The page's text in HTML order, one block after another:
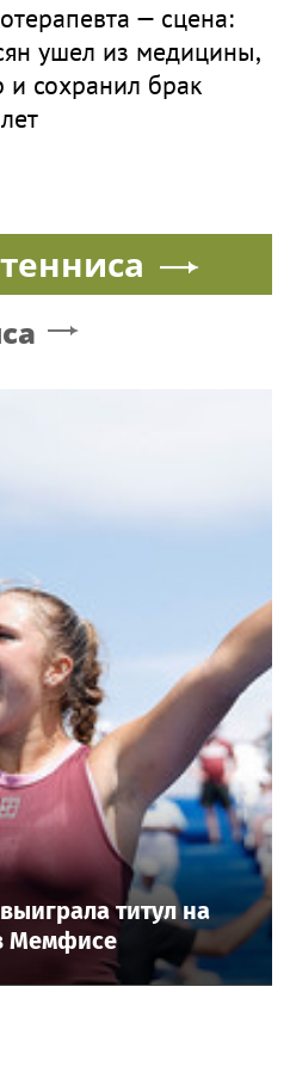
— сцена:
ушел из медицины,
и сохранил брак
титул на
Мемфисе